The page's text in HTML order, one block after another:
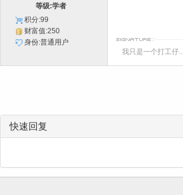
等级:学者
积分:99
财富值:250
身份:普通用户
我只是一个打工仔..
快速回复